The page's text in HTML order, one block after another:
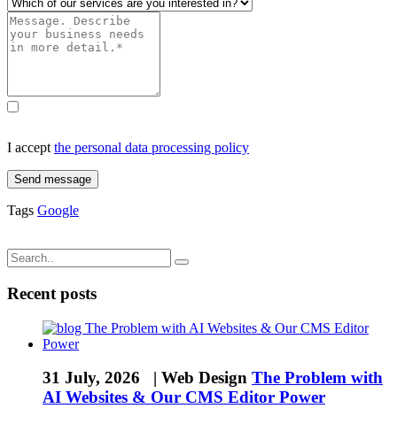
I accept the personal data processing policy
Send message
Tags Google
Recent posts
31 July, 2026 | Web Design The Problem with
AI Websites & Our CMS Editor Power